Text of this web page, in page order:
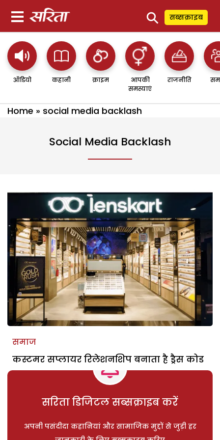
⚲ सब्सक्राइब
ऑडियो कहानी क्राइम
आपकी
समस्याएं
राजनीति
Home » social media backlash
Social Media Backlash
समाज
कस्टमर सप्लायर रिलेशनशिप बनाता है ड्रैस कोड
सरिता डिजिटल सब्सक्राइब करें
अपनी पसंदीदा कहानियां और सामाजिक मुद्दों से जुड़ी हर